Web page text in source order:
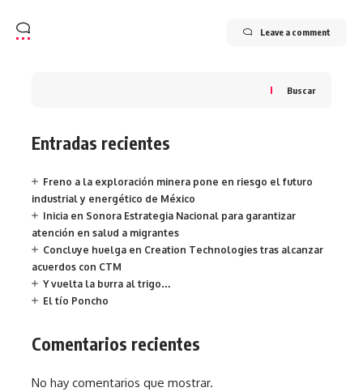
Leave a comment
Buscar
Entradas recientes
Freno a la exploración minera pone en riesgo el futuro
industrial y energético de México
Inicia en Sonora Estrategia Nacional para garantizar
atención en salud a migrantes
Concluye huelga en Creation Technologies tras alcanzar
acuerdos con CTM
Y vuelta la burra al trigo…
El tío Poncho
Comentarios recientes
No hay comentarios que mostrar.